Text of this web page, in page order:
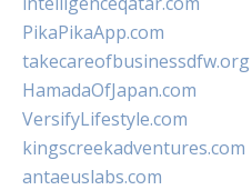
PikaPikaApp.com
takecareofbusinessdfw.org
HamadaOfJapan.com
VersifyLifestyle.com
kingscreekadventures.com
antaeuslabs.com